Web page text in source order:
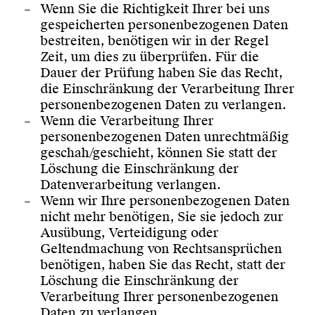
Wenn Sie die Richtigkeit Ihrer bei uns
gespeicherten personenbezogenen Daten
bestreiten, benötigen wir in der Regel
Zeit, um dies zu überprüfen. Für die
Dauer der Prüfung haben Sie das Recht,
die Einschränkung der Verarbeitung Ihrer
personenbezogenen Daten zu verlangen.
Wenn die Verarbeitung Ihrer
personenbezogenen Daten unrechtmäßig
geschah/geschieht, können Sie statt der
Löschung die Einschränkung der
Datenverarbeitung verlangen.
Wenn wir Ihre personenbezogenen Daten
nicht mehr benötigen, Sie sie jedoch zur
Ausübung, Verteidigung oder
Geltendmachung von Rechtsansprüchen
benötigen, haben Sie das Recht, statt der
Löschung die Einschränkung der
Verarbeitung Ihrer personenbezogenen